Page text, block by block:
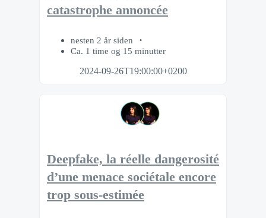
catastrophe annoncée
nesten 2 år siden
Ca. 1 time og 15 minutter
2024-09-26T19:00:00+0200
Deepfake, la réelle dangerosité
d’une menace sociétale encore
trop sous-estimée